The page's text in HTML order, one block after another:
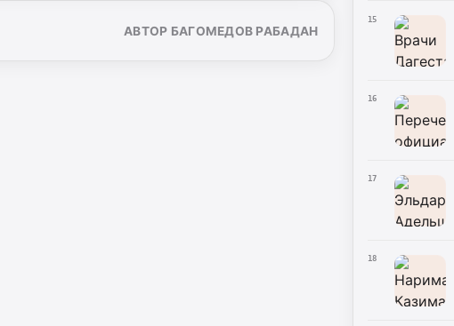
АВТОР БАГОМЕДОВ РАБАДАН
15
16
17
18